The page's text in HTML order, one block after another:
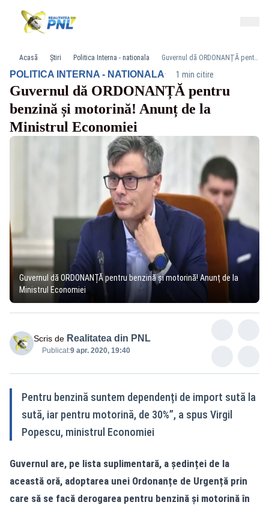
Acasă Știri Politica Interna - nationala Guvernul dă ORDONANȚĂ pentru benzină și motorină! Anunț de la Ministrul Economiei
POLITICA INTERNA - NATIONALA· 1 min citire
Guvernul dă ORDONANȚĂ pentru
benzină și motorină! Anunț de la
Ministrul Economiei
Guvernul dă ORDONANȚĂ pentru benzină și motorină! Anunț de la
Ministrul Economiei
Scris de Realitatea din PNL
Publicat:9 apr. 2020, 19:40
Pentru benzină suntem dependenți de import sută la
sută, iar pentru motorină, de 30%”, a spus Virgil
Popescu, ministrul Economiei
Guvernul are, pe lista suplimentară, a ședinței de la
această oră, adoptarea unei Ordonanțe de Urgență prin
care să se facă derogarea pentru benzină și motorină în